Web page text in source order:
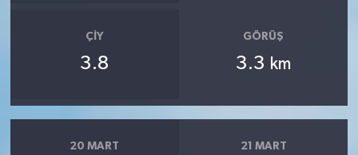
ÇIY
3.8
GÖRÜŞ
3.3 km
20 MART 21 MART